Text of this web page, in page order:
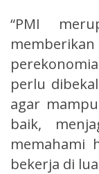
“PMI
perlu
agar
baik,
memahami
bekerja di